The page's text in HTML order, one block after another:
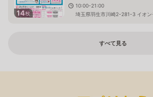
14枚
10:00-21:00
埼玉県羽生市川崎2-281-3 イオン
すべて見る